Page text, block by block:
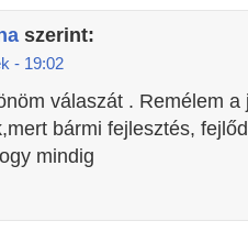
szerint:
- 19:02
válaszát . Remélem a
bármi fejlesztés,
mindig